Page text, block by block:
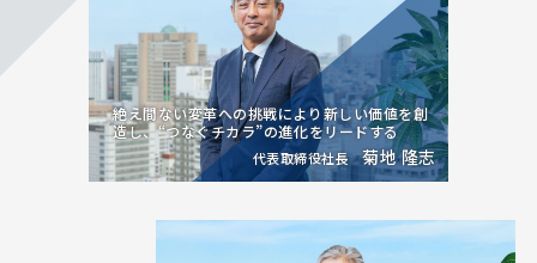
絶え間ない変革への挑戦により新しい価値を創
造し、“つなぐチカラ”の進化をリードする
代表取締役社長 菊地 隆志